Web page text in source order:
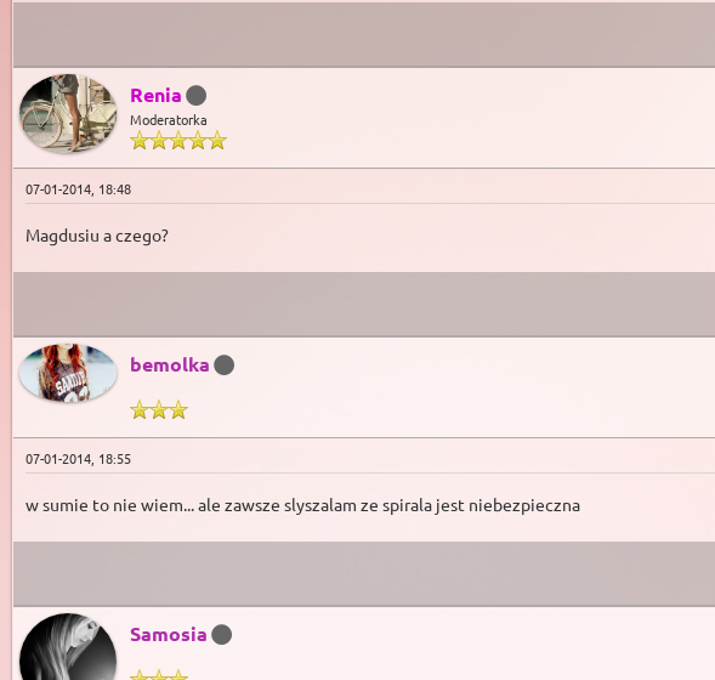
Renia
Moderatorka
07-01-2014, 18:48
Magdusiu a czego?
bemolka
07-01-2014, 18:55
w sumie to nie wiem... ale zawsze slyszalam ze spirala jest niebezpieczna
Samosia